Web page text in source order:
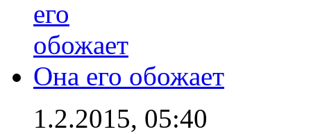
Она его обожает
1.2.2015, 05:40